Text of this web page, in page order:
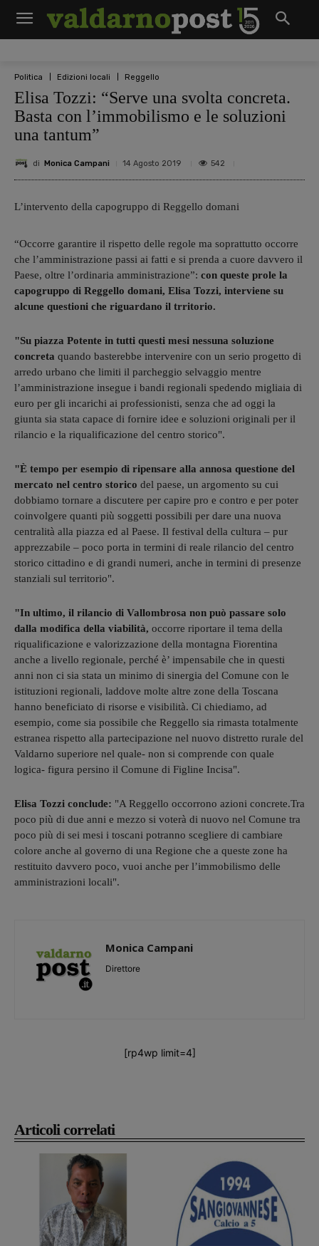
Politica Edizioni locali Reggello
Elisa Tozzi: “Serve una svolta concreta.
Basta con l’immobilismo e le soluzioni
una tantum”
di Monica Campani 14 Agosto 2019 542
Articoli correlati
L’intervento della capogruppo di Reggello domani
“Occorre garantire il rispetto delle regole ma soprattutto occorre
che l’amministrazione passi ai fatti e si prenda a cuore davvero il
Paese, oltre l’ordinaria amministrazione”: con queste prole la
capogruppo di Reggello domani, Elisa Tozzi, interviene su
alcune questioni che riguardano il trritorio.
"Su piazza Potente in tutti questi mesi nessuna soluzione
concreta quando basterebbe intervenire con un serio progetto di
arredo urbano che limiti il parcheggio selvaggio mentre
l’amministrazione insegue i bandi regionali spedendo migliaia di
euro per gli incarichi ai professionisti, senza che ad oggi la
giunta sia stata capace di fornire idee e soluzioni originali per il
rilancio e la riqualificazione del centro storico".
"È tempo per esempio di ripensare alla annosa questione del
mercato nel centro storico del paese, un argomento su cui
dobbiamo tornare a discutere per capire pro e contro e per poter
coinvolgere quanti più soggetti possibili per dare una nuova
centralità alla piazza ed al Paese. Il festival della cultura – pur
apprezzabile – poco porta in termini di reale rilancio del centro
storico cittadino e di grandi numeri, anche in termini di presenze
stanziali sul territorio".
"In ultimo, il rilancio di Vallombrosa non può passare solo
dalla modifica della viabilità, occorre riportare il tema della
riqualificazione e valorizzazione della montagna Fiorentina
anche a livello regionale, perché è’ impensabile che in questi
anni non ci sia stata un minimo di sinergia del Comune con le
istituzioni regionali, laddove molte altre zone della Toscana
hanno beneficiato di risorse e visibilità. Ci chiediamo, ad
esempio, come sia possibile che Reggello sia rimasta totalmente
estranea rispetto alla partecipazione nel nuovo distretto rurale del
Valdarno superiore nel quale- non si comprende con quale
logica- figura persino il Comune di Figline Incisa".
Elisa Tozzi conclude: "A Reggello occorrono azioni concrete.Tra
poco più di due anni e mezzo si voterà di nuovo nel Comune tra
poco più di sei mesi i toscani potranno scegliere di cambiare
colore anche al governo di una Regione che a queste zone ha
restituito davvero poco, vuoi anche per l’immobilismo delle
amministrazioni locali".
Monica Campani
Direttore
[rp4wp limit=4]